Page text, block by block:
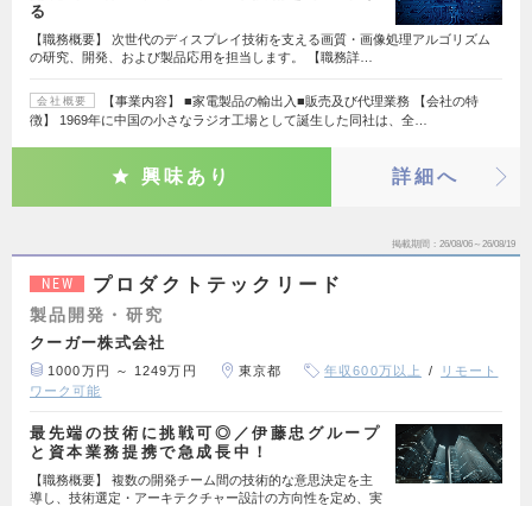
る
【職務概要】 次世代のディスプレイ技術を支える画質・画像処理アルゴリズム
の研究、開発、および製品応用を担当します。 【職務詳…
会社概要
【事業内容】 ■家電製品の輸出入■販売及び代理業務 【会社の特
徴】 1969年に中国の小さなラジオ工場として誕生した同社は、全…
興味あり 詳細へ
掲載期間 26/08/06～26/08/19
NEW プロダクトテックリード
製品開発・研究
クーガー株式会社
1000万円 ～ 1249万円 東京都 年収600万以上
リモート
ワーク可能
最先端の技術に挑戦可◎／伊藤忠グループ
と資本業務提携で急成長中！
【職務概要】 複数の開発チーム間の技術的な意思決定を主
導し、技術選定・アーキテクチャー設計の方向性を定め、実